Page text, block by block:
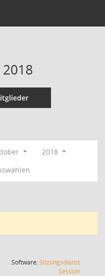
2018
Software:Sitzungsdienst
Session(Wird in